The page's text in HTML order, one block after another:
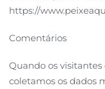
https://
Comentários
Quando os
coletamos os dados